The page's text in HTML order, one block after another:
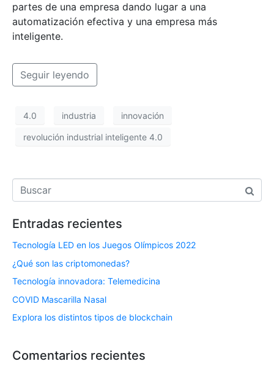
partes de una empresa dando lugar a una
automatización efectiva y una empresa más
inteligente.
Seguir leyendo
4.0 industria innovación
revolución industrial inteligente 4.0
Entradas recientes
Tecnología LED en los Juegos Olímpicos 2022
¿Qué son las criptomonedas?
Tecnología innovadora: Telemedicina
COVID Mascarilla Nasal
Explora los distintos tipos de blockchain
Comentarios recientes